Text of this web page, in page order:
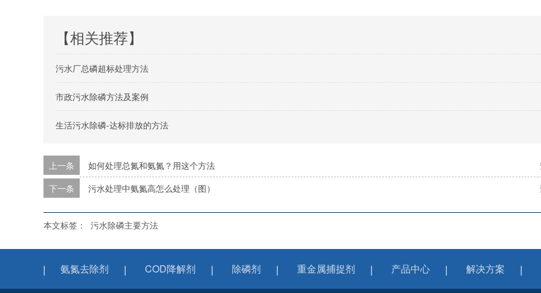
【相关推荐】
污水厂总磷超标处理方法
市政污水除磷方法及案例
生活污水除磷-达标排放的方法
上一条
如何处理总氮和氨氮？用这个方法
下一条 污水处理中氨氮高怎么处理（图）
本文标签： 污水除磷主要方法
氨氮去除剂 COD降解剂 除磷剂 重金属捕捉剂 产品中心 解决方案